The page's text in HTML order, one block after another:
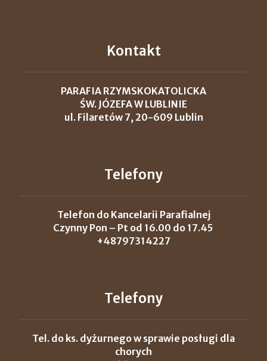
Kontakt
PARAFIA RZYMSKOKATOLICKA
ŚW. JÓZEFA W LUBLINIE
ul. Filaretów 7, 20-609 Lublin
Telefony
Telefon do Kancelarii Parafialnej
Czynny Pon – Pt od 16.00 do 17.45
+48797314227
Telefony
Tel. do ks. dyżurnego w sprawie posługi dla
chorych